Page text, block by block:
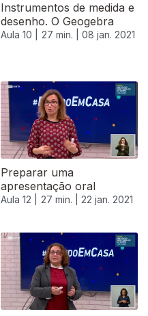
Instrumentos de medida e
desenho. O Geogebra
Aula 10 | 27 min. | 08 jan. 2021
Preparar uma
apresentação oral
Aula 12 | 27 min. | 22 jan. 2021